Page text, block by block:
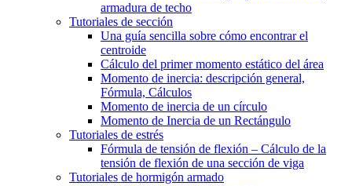
armadura de techo
Tutoriales de sección
Una guía sencilla sobre cómo encontrar el
centroide
Cálculo del primer momento estático del área
Momento de inercia: descripción general,
Fórmula, Cálculos
Momento de inercia de un círculo
Momento de Inercia de un Rectángulo
Tutoriales de estrés
Fórmula de tensión de flexión – Cálculo de la
tensión de flexión de una sección de viga
Tutoriales de hormigón armado